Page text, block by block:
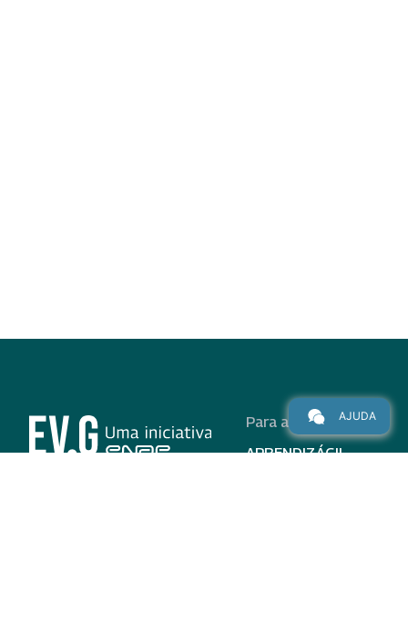
Para alunos
APRENDIZÁGIL
AJUDA